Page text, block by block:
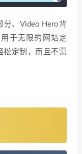
分、Video Hero背
于无限的网站定
松定制，而且不需